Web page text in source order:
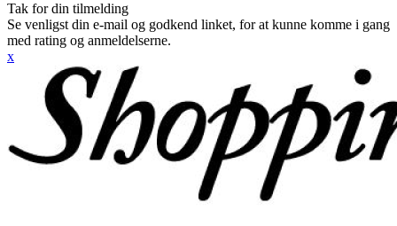
Tak for din tilmelding
Se venligst din e-mail og godkend linket, for at kunne komme i gang
med rating og anmeldelserne.
x